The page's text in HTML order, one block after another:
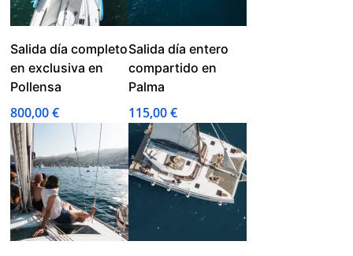
Salida día completo
en exclusiva en
Pollensa
800,00€
Salida día entero
compartido en
Palma
115,00€